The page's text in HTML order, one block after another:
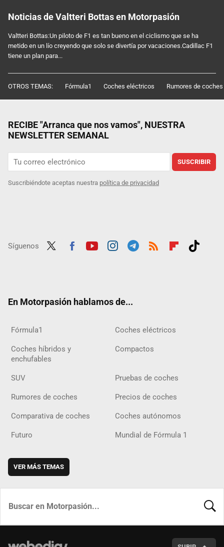
Noticias de Valtteri Bottas en Motorpasión
Valtteri Bottas:Un piloto de F1 es tan bueno en el ciclismo que se ha
metido en un lío creyendo que solo se divertía por vacaciones.Cadillac F1
tiene un plan para...
OTROS TEMAS: Fórmula1 Coches eléctricos Rumores de coches
RECIBE "Arranca que nos vamos", NUESTRA
NEWSLETTER SEMANAL
SUSCRIBIR
Suscribiéndote aceptas nuestra política de privacidad
Síguenos
En Motorpasión hablamos de...
Fórmula1 Coches eléctricos
Coches híbridos y
enchufables
Compactos
SUV Pruebas de coches
Rumores de coches Precios de coches
Comparativa de coches Coches autónomos
Futuro Mundial de Fórmula 1
VER MÁS TEMAS